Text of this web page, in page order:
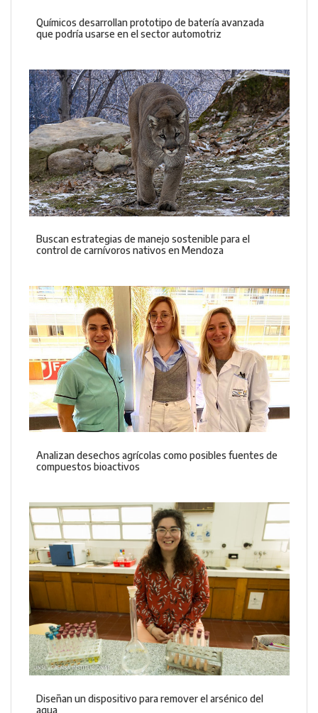
Químicos desarrollan prototipo de batería avanzada
que podría usarse en el sector automotriz
Buscan estrategias de manejo sostenible para el
control de carnívoros nativos en Mendoza
Analizan desechos agrícolas como posibles fuentes de
compuestos bioactivos
Diseñan un dispositivo para remover el arsénico del
agua